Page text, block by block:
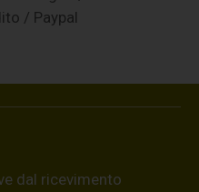
/ Paypal
dal ricevimento